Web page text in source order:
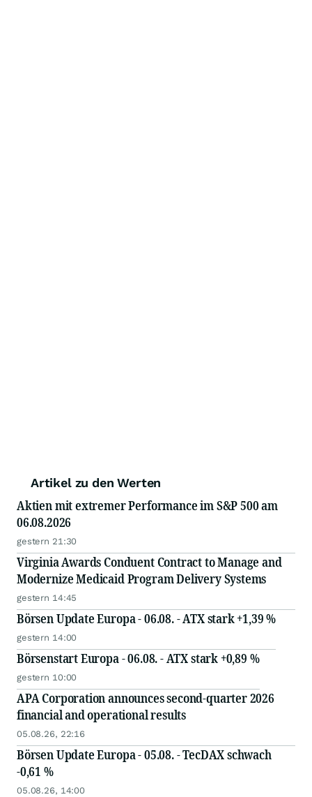
Artikel zu den Werten
Aktien mit extremer Performance im S&P 500 am
06.08.2026
gestern 21:30
Virginia Awards Conduent Contract to Manage and
Modernize Medicaid Program Delivery Systems
gestern 14:45
Börsen Update Europa - 06.08. - ATX stark +1,39 %
gestern 14:00
Börsenstart Europa - 06.08. - ATX stark +0,89 %
gestern 10:00
APA Corporation announces second-quarter 2026
financial and operational results
05.08.26, 22:16
Börsen Update Europa - 05.08. - TecDAX schwach
-0,61 %
05.08.26, 14:00